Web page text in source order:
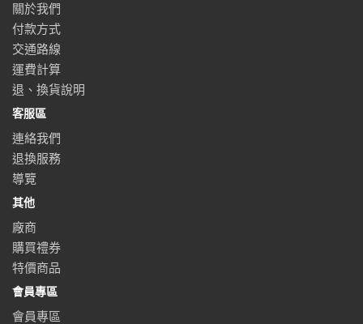
關於我們
付款方式
交通路線
運費計算
退、換貨說明
客服區
連絡我們
退換服務
導覽
其他
廠商
購買禮券
特價商品
會員專區
會員專區